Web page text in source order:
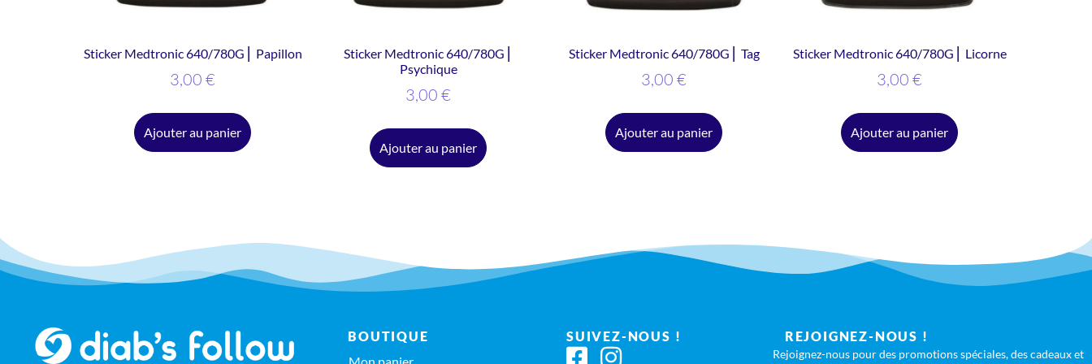
Sticker Medtronic 640/780G ⎜ Papillon
3,00 €
Ajouter au panier
Sticker Medtronic 640/780G ⎜
Psychique
3,00 €
Ajouter au panier
Sticker Medtronic 640/780G ⎜ Tag
3,00 €
Ajouter au panier
Sticker Medtronic 640/780G ⎜ Licorne
3,00 €
Ajouter au panier
BOUTIQUE
SUIVEZ-NOUS ! REJOIGNEZ-NOUS !
Rejoignez-nous pour des promotions spéciales, des cadeaux et